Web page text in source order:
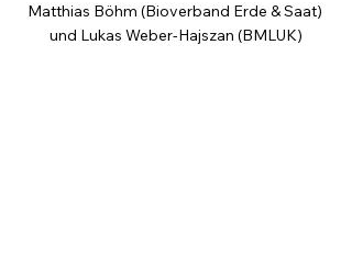
Matthias Böhm (Bioverband Erde & Saat)
und Lukas Weber-Hajszan (BMLUK)